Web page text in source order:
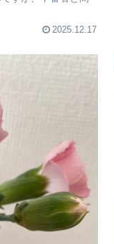
2025.12.17